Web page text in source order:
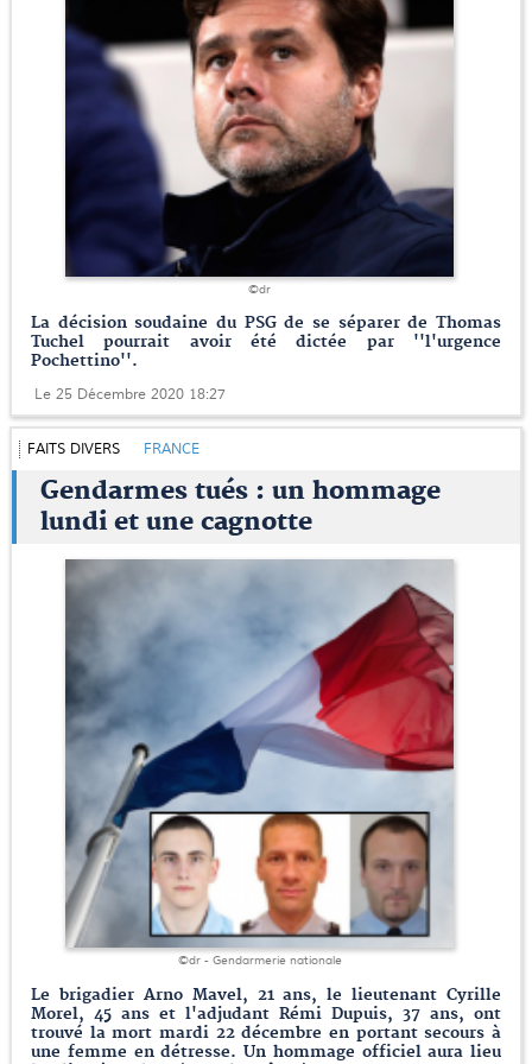
©dr
La décision soudaine du PSG de se séparer de Thomas
Tuchel pourrait avoir été dictée par ''l'urgence
Pochettino''.
Le 25 Décembre 2020 18:27
FAITS DIVERS FRANCE
Gendarmes tués : un hommage
lundi et une cagnotte
©dr - Gendarmerie nationale
Le brigadier Arno Mavel, 21 ans, le lieutenant Cyrille
Morel, 45 ans et l'adjudant Rémi Dupuis, 37 ans, ont
trouvé la mort mardi 22 décembre en portant secours à
une femme en détresse. Un hommage officiel aura lieu